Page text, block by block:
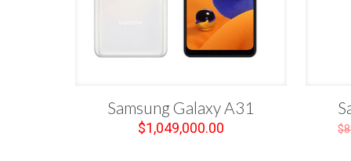
Samsung Galaxy A31
$1,049,000.00 $